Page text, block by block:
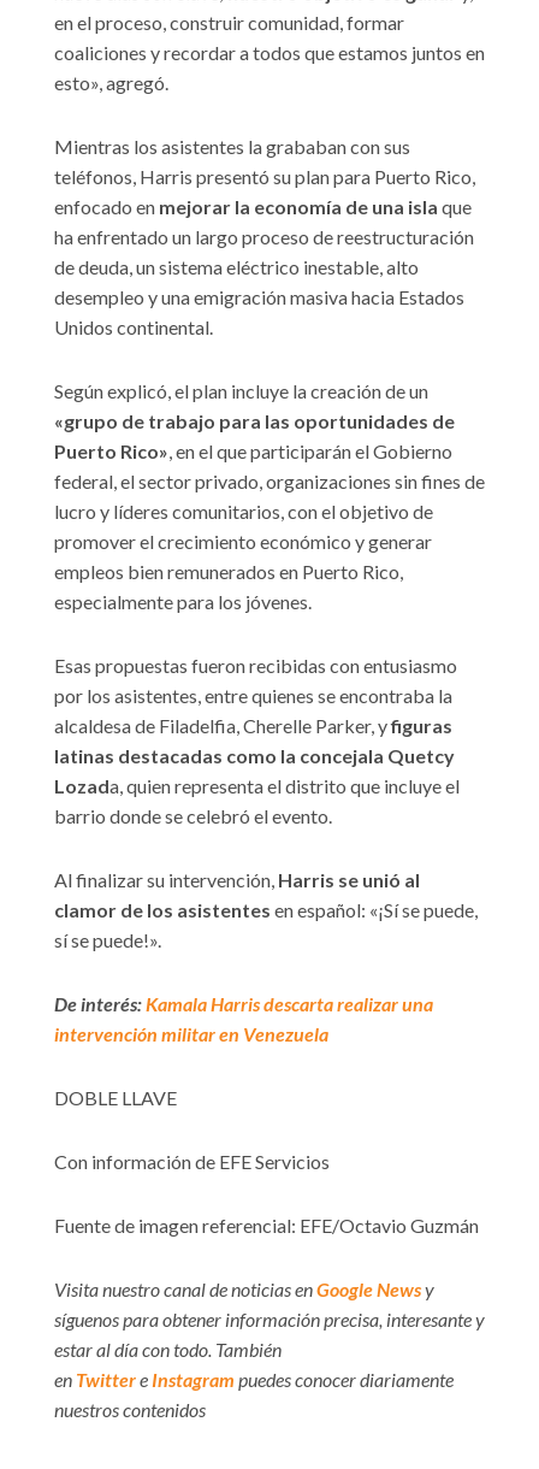
en el proceso, construir comunidad, formar
coaliciones y recordar a todos que estamos juntos en
esto», agregó.
Mientras los asistentes la grababan con sus
teléfonos, Harris presentó su plan para Puerto Rico,
enfocado en mejorar la economía de una isla que
ha enfrentado un largo proceso de reestructuración
de deuda, un sistema eléctrico inestable, alto
desempleo y una emigración masiva hacia Estados
Unidos continental.
Según explicó, el plan incluye la creación de un
«grupo de trabajo para las oportunidades de
Puerto Rico», en el que participarán el Gobierno
federal, el sector privado, organizaciones sin fines de
lucro y líderes comunitarios, con el objetivo de
promover el crecimiento económico y generar
empleos bien remunerados en Puerto Rico,
especialmente para los jóvenes.
Esas propuestas fueron recibidas con entusiasmo
por los asistentes, entre quienes se encontraba la
alcaldesa de Filadelfia, Cherelle Parker, yfiguras
latinas destacadas como la concejala Quetcy
Lozada, quien representa el distrito que incluye el
barrio donde se celebró el evento.
Al finalizar su intervención, Harris se unió al
clamor de los asistentes en español: «¡Sí se puede,
sí se puede!».
De interés:Kamala Harris descarta realizar una
intervención militar en Venezuela
DOBLE LLAVE
Con información de EFE Servicios
Fuente de imagen referencial: EFE/Octavio Guzmán
Visita nuestro canal de noticias enGoogle Newsy
síguenos para obtener información precisa, interesante y
estar al día con todo. También
en Twittere Instagram puedes conocer diariamente
nuestros contenidos